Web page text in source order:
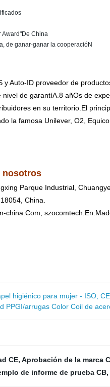
Award"De China
de ganar-ganar la cooperacióN
y Auto-ID proveedor de
de garantíA.8 añOs de
en su territorio.El
la famosa Unilever, O2,
nosotros
Parque Industrial,
China.
china.Com,
higiénico para mujer - ISO,
PPGI/arrugas Color Coil de
CE, Aprobación de la marca
de informe de prueba CB,